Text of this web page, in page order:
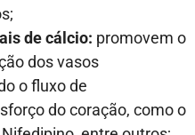
de cálcio: promovem o
dos vasos
o fluxo de
do coração, como o